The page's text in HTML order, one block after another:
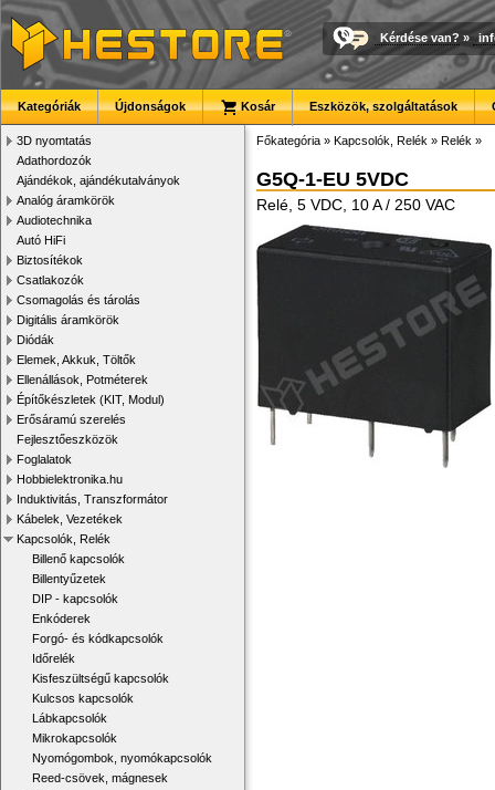
Kérdése van? »
Kategóriák Újdonságok Kosár Eszközök, szolgáltatások
3D nyomtatás
Adathordozók
Ajándékok, ajándékutalványok
Analóg áramkörök
Audiotechnika
Autó HiFi
Biztosítékok
Csatlakozók
Csomagolás és tárolás
Digitális áramkörök
Diódák
Elemek, Akkuk, Töltők
Ellenállások, Potméterek
Építőkészletek (KIT, Modul)
Erősáramú szerelés
Fejlesztőeszközök
Foglalatok
Hobbielektronika.hu
Induktivitás, Transzformátor
Kábelek, Vezetékek
Kapcsolók, Relék
Billenő kapcsolók
Billentyűzetek
DIP - kapcsolók
Enkóderek
Forgó- és kódkapcsolók
Időrelék
Kisfeszültségű kapcsolók
Kulcsos kapcsolók
Lábkapcsolók
Mikrokapcsolók
Nyomógombok, nyomókapcsolók
Reed-csövek, mágnesek
Főkategória » Kapcsolók, Relék » Relék »
G5Q-1-EU 5VDC
Relé, 5 VDC, 10 A / 250 VAC